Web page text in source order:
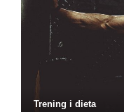
Trening i dieta